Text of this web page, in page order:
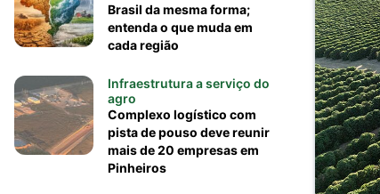
Brasil da mesma forma;
entenda o que muda em
cada região
Infraestrutura a serviço do
agro
Complexo logístico com
pista de pouso deve reunir
mais de 20 empresas em
Pinheiros